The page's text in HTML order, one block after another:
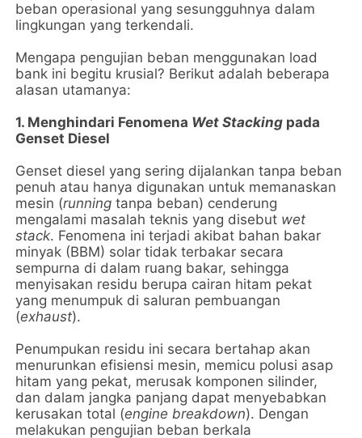
beban operasional yang sesungguhnya dalam
lingkungan yang terkendali.
Mengapa pengujian beban menggunakan load
bank ini begitu krusial? Berikut adalah beberapa
alasan utamanya:
1. Menghindari Fenomena Wet Stacking pada
Genset Diesel
Genset diesel yang sering dijalankan tanpa beban
penuh atau hanya digunakan untuk memanaskan
mesin (running tanpa beban) cenderung
mengalami masalah teknis yang disebut wet
stack. Fenomena ini terjadi akibat bahan bakar
minyak (BBM) solar tidak terbakar secara
sempurna di dalam ruang bakar, sehingga
menyisakan residu berupa cairan hitam pekat
yang menumpuk di saluran pembuangan
(exhaust).
Penumpukan residu ini secara bertahap akan
menurunkan efisiensi mesin, memicu polusi asap
hitam yang pekat, merusak komponen silinder,
dan dalam jangka panjang dapat menyebabkan
kerusakan total (engine breakdown). Dengan
melakukan pengujian beban berkala